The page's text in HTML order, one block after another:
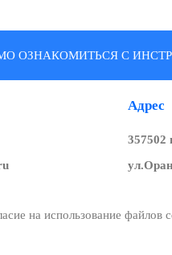
С
Адрес
357502
на использование файлов